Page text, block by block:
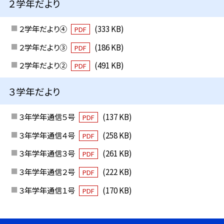
２学年だより
２学年だより④ PDF
(333 KB)
２学年だより③
PDF
(186 KB)
２学年だより②
PDF (491 KB)
３学年だより
３年学年通信５号 PDF
(137 KB)
３年学年通信４号
PDF
(258 KB)
３年学年通信３号
PDF
(261 KB)
３年学年通信２号
PDF
(222 KB)
３年学年通信１号
PDF (170 KB)